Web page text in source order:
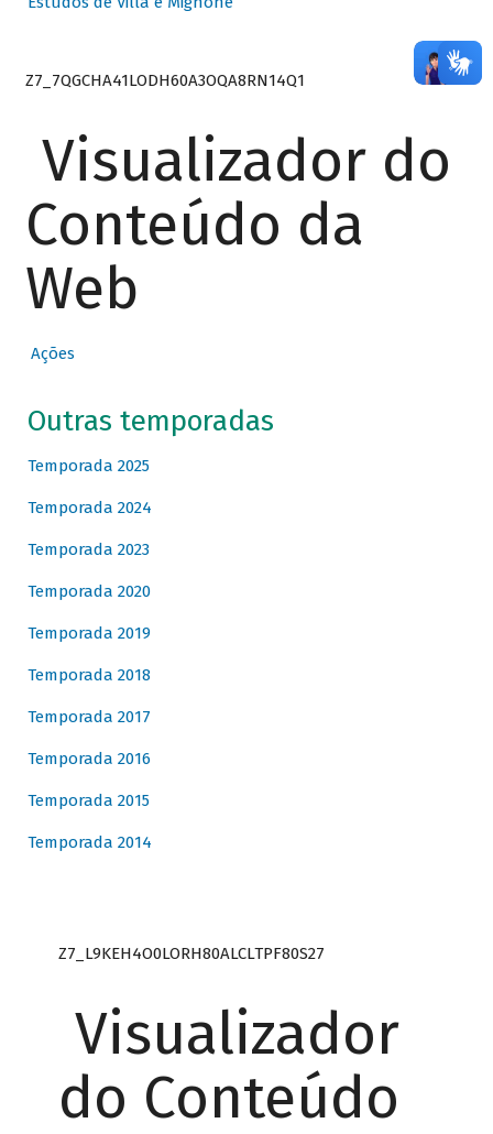
Z7_7QGCHA41LODH60A3OQA8RN14Q1
Visualizador do
Conteúdo da
Web
Ações
Outras temporadas
Temporada 2025
Temporada 2024
Temporada 2023
Temporada 2020
Temporada 2019
Temporada 2018
Temporada 2017
Temporada 2016
Temporada 2015
Temporada 2014
Z7_L9KEH4O0LORH80ALCLTPF80S27
Visualizador
do Conteúdo